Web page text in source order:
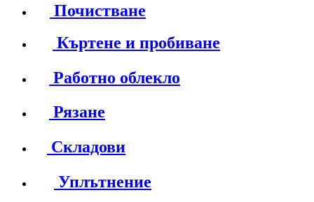
Почистване
Къртене и пробиване
Работно облекло
Рязане
Складови
Уплътнение